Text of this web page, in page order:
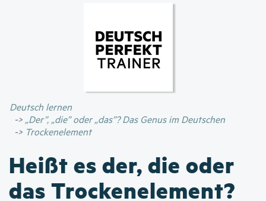
Inhalt
Deutsch lernen
„Der”, „die” oder „das”? Das Genus im Deutschen
Trockenelement
Heißt es der, die oder
das Trockenelement?